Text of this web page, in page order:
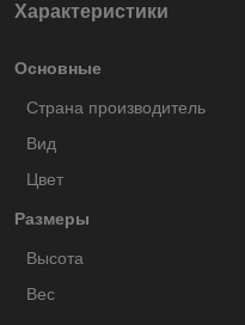
Характеристики
Основные
Страна производитель
Вид
Цвет
Размеры
Высота
Вес